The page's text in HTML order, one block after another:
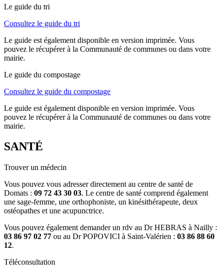
Le guide du tri
Consultez le guide du tri
Le guide est également disponible en version imprimée. Vous
pouvez le récupérer à la Communauté de communes ou dans votre
mairie.
Le guide du compostage
Consultez le guide du compostage
Le guide est également disponible en version imprimée. Vous
pouvez le récupérer à la Communauté de communes ou dans votre
mairie.
SANTÉ
Trouver un médecin
Vous pouvez vous adresser directement au centre de santé de
Domats : 09 72 43 30 03. Le centre de santé comprend également
une sage-femme, une orthophoniste, un kinésithérapeute, deux
ostéopathes et une acupunctrice.
Vous pouvez également demander un rdv au Dr HEBRAS à Nailly :
03 86 97 02 77 ou au Dr POPOVICI à Saint-Valérien : 03 86 88 60
12.
Téléconsultation